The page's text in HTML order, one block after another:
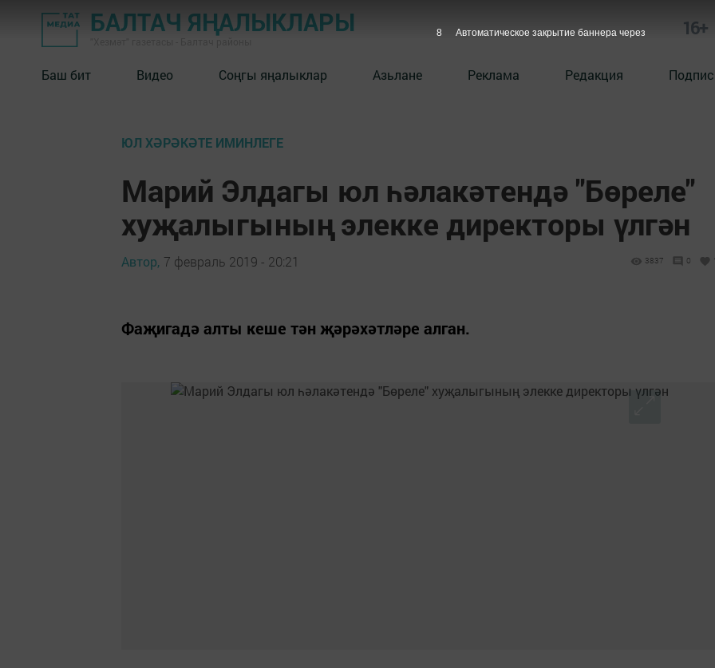
БАЛТАЧ ЯҢАЛЫКЛАРЫ 16+
Баш бит Видео Соңгы яңалыклар Азьлане Реклама Редакция
ЮЛ ХӘРӘКӘТЕ ИМИНЛЕГЕ
Марий Элдагы юл һәлакәтендә "Бөреле"
хуҗалыгының элекке директоры үлгән
Автор, 7 февраль 2019 - 20:21 3837 0
Фаҗигадә алты кеше тән җәрәхәтләре алган.
7 Автоматическое закрытие баннера через